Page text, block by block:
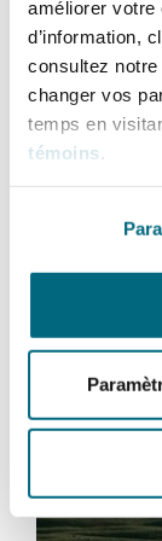
améliorer votre
d’information,
consultez notre
changer vos
temps en
témoins
County
The
Bulletins
Droit